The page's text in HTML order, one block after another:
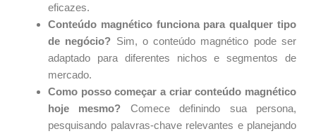
eficazes.
Conteúdo magnético funciona para qualquer tipo
de negócio? Sim, o conteúdo magnético pode ser
adaptado para diferentes nichos e segmentos de
mercado.
Como posso começar a criar conteúdo magnético
hoje mesmo? Comece definindo sua persona,
pesquisando palavras-chave relevantes e planejando